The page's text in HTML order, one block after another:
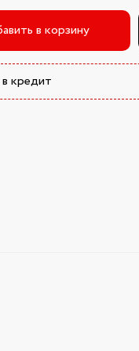
в корзину
кредит